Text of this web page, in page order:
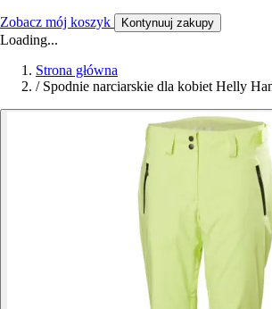
Zobacz mój koszyk Kontynuuj zakupy
Loading...
Strona główna
/ Spodnie narciarskie dla kobiet Helly